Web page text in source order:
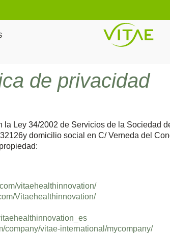
de privacidad
Ley 34/2002 de Servicios de la Sociedad
domicilio social en C/ Verneda del
vitaehealthinnovation/
Vitaehealthinnovation/
company/vitae-international/mycompany/